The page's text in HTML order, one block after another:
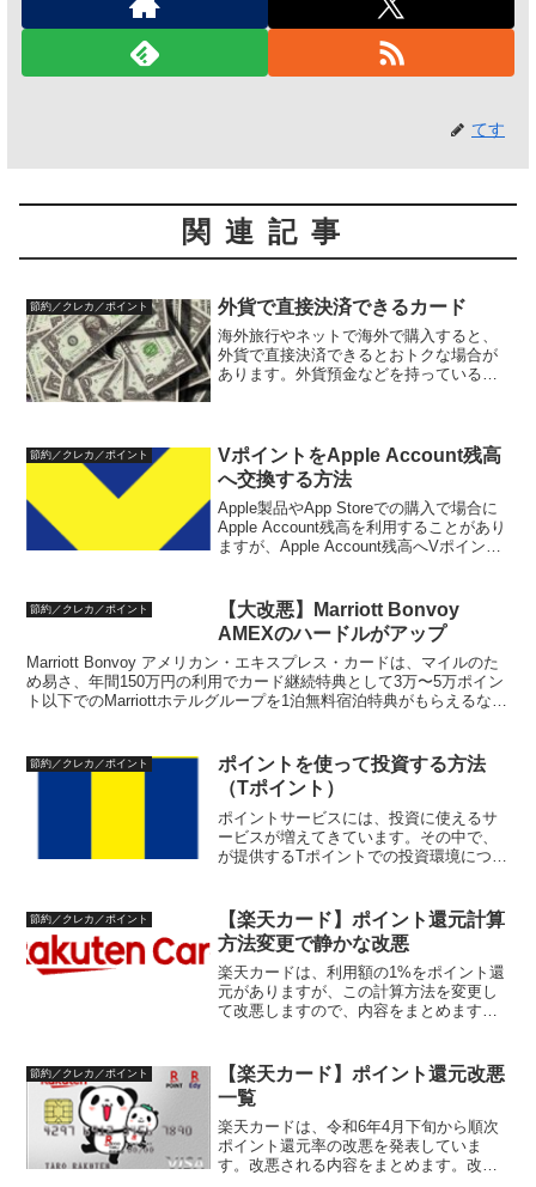
てす
関連記事
節約／クレカ／ポイント 外貨で直接決済できるカード
海外旅行やネットで海外で購入すると、
外貨で直接決済できるとおトクな場合が
あります。外貨預金などを持っている場
リットは、為替レートを意...
節約／クレカ／ポイント
VポイントをApple Account残高
へ交換する方法
Apple製品やApp Storeでの購入で場合に
Apple Account残高を利用することがあり
ますが、Apple Account残高へVポイント
Account...
節約／クレカ／ポイント
【大改悪】Marriott Bonvoy
AMEXのハードルがアップ
Marriott Bonvoy アメリカン・エキスプレス・カードは、マイルのた
め易さ、年間150万円の利用でカード継続特典として3万〜5万ポイン
ト以下でのMarriottホテルグループを1泊無料宿泊特典がもらえるな
節約／クレカ／ポイント
ポイントを使って投資する方法
（Tポイント）
ポイントサービスには、投資に使えるサ
ービスが増えてきています。その中で、
が提供するTポイントでの投資環境につい
ビスは、5つあります。SBI証券
bitFlyerSBI...
節約／クレカ／ポイント
【楽天カード】ポイント還元計算
方法変更で静かな改悪
楽天カードは、利用額の1%をポイント還
元がありますが、この計算方法を変更し
て改悪しますので、内容をまとめます。
和5年11月請求分からです。楽天カードの
還元ポイント計算方...
節約／クレカ／ポイント
【楽天カード】ポイント還元改悪
一覧
楽天カードは、令和6年4月下旬から順次
ポイント還元率の改悪を発表していま
す。改悪される内容をまとめます。改悪